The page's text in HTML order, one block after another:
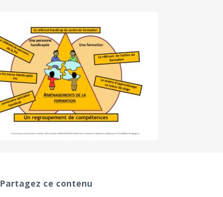
Partagez ce contenu